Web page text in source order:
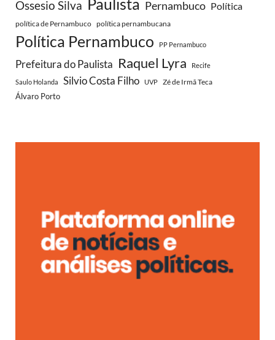
Ossesio Silva Paulista Pernambuco Política
política de Pernambuco política pernambucana
Política Pernambuco PP Pernambuco
Prefeitura do Paulista Raquel Lyra Recife
Saulo Holanda Silvio Costa Filho UVP Zé de Irmã Teca
Álvaro Porto